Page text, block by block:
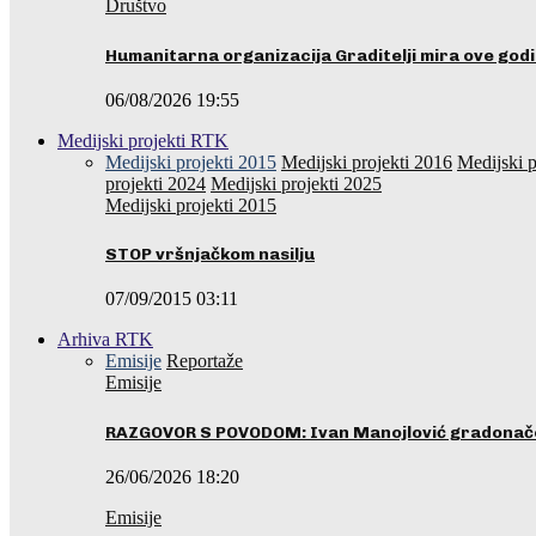
Društvo
Humanitarna organizacija Graditelji mira ove
06/08/2026 19:55
Medijski projekti RTK
Medijski projekti 2015 Medijski projekti 2016 Medijski
projekti 2024 Medijski projekti 2025
Medijski projekti 2015
STOP vršnjačkom nasilju
07/09/2015 03:11
Arhiva RTK
Emisije Reportaže
Emisije
RAZGOVOR S POVODOM: Ivan Manojlović
26/06/2026 18:20
Emisije